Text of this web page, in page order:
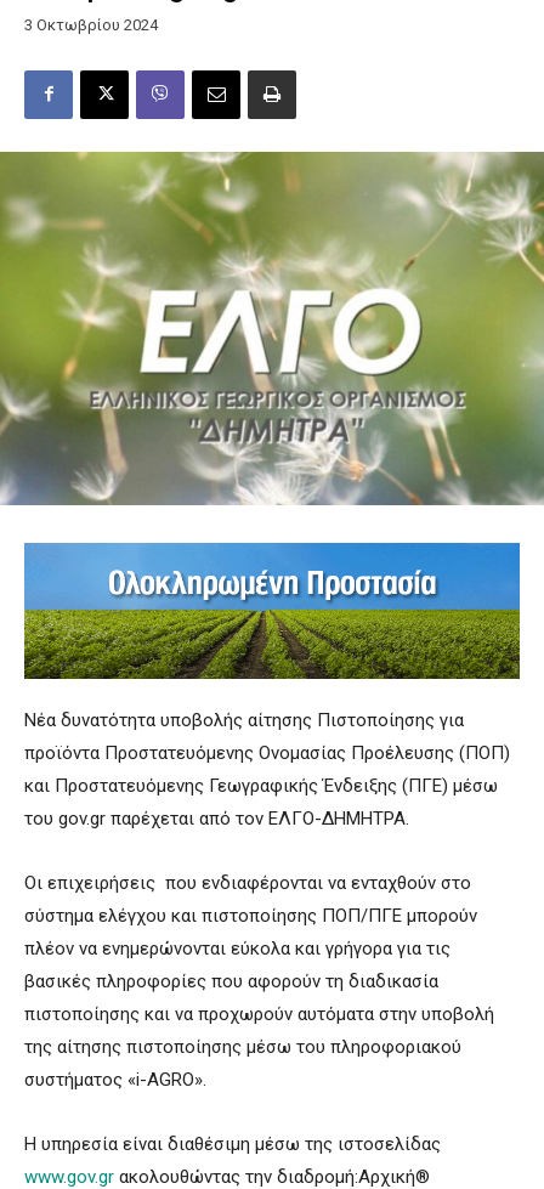
3 Οκτωβρίου 2024
Νέα δυνατότητα υποβολής αίτησης Πιστοποίησης για
προϊόντα Προστατευόμενης Ονομασίας Προέλευσης (ΠΟΠ)
και Προστατευόμενης Γεωγραφικής Ένδειξης (ΠΓΕ) μέσω
του gov.gr παρέχεται από τον ΕΛΓΟ-ΔΗΜΗΤΡΑ.
Οι επιχειρήσεις που ενδιαφέρονται να ενταχθούν στο
σύστημα ελέγχου και πιστοποίησης ΠΟΠ/ΠΓΕ μπορούν
πλέον να ενημερώνονται εύκολα και γρήγορα για τις
βασικές πληροφορίες που αφορούν τη διαδικασία
πιστοποίησης και να προχωρούν αυτόματα στην υποβολή
της αίτησης πιστοποίησης μέσω του πληροφοριακού
συστήματος «i-AGRO».
Η υπηρεσία είναι διαθέσιμη μέσω της ιστοσελίδας
www.gov.gr ακολουθώντας την διαδρομή:Αρχική®